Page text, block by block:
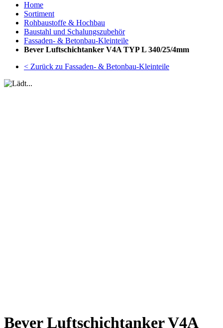
Home
Sortiment
Rohbaustoffe & Hochbau
Baustahl und Schalungszubehör
Fassaden- & Betonbau-Kleinteile
Bever Luftschichtanker V4A TYP L 340/25/4mm
< Zurück zu Fassaden- & Betonbau-Kleinteile
Bever Luftschichtanker V4A